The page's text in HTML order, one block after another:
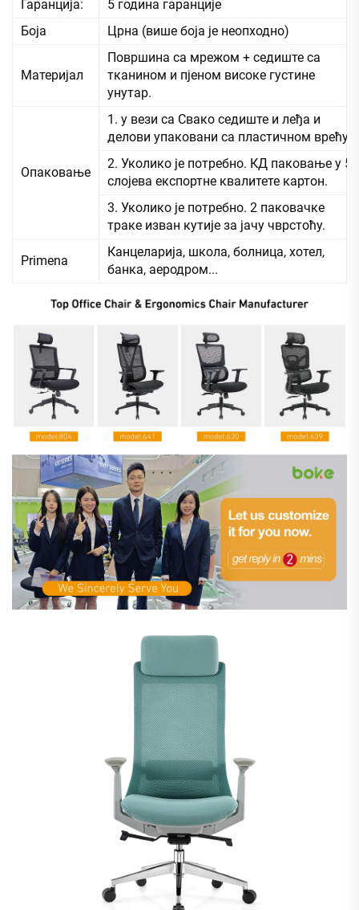
Гаранција:
5 година гаранције
Боја
Црна (више боја је неопходно)
Материјал
Површина са мрежом + седиште са
тканином и пјеном високе густине
унутар.
Опаковање
1. у вези са Свако седиште и леђа и
делови упаковани са пластичном врећу
2. Уколико је потребно. КД паковање у 5
слојева експортне квалитете картон.
3. Уколико је потребно. 2 паковачке
траке изван кутије за јачу чврстоћу.
Primena
Канцеларија, школа, болница, хотел,
банка, аеродром...